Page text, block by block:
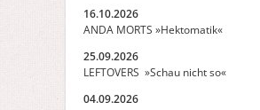
16.10.2026
ANDA MORTS »Hektomatik«
25.09.2026
LEFTOVERS »Schau nicht so«
04.09.2026